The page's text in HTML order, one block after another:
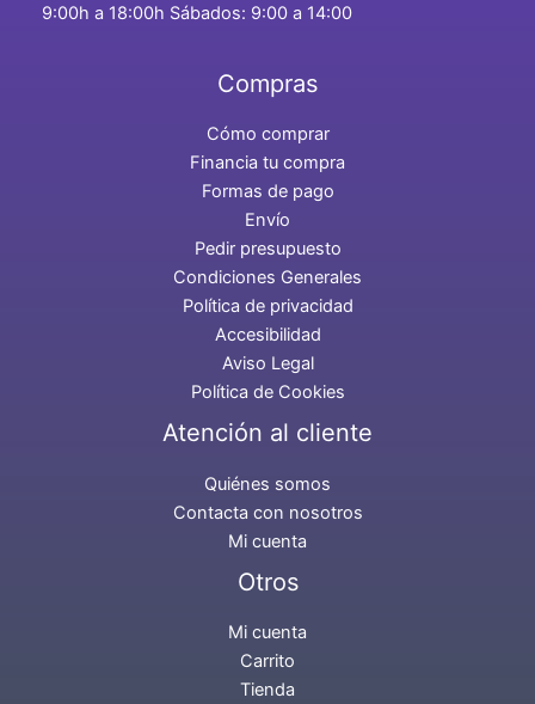
9:00h a 18:00h Sábados: 9:00 a 14:00
Compras
Cómo comprar
Financia tu compra
Formas de pago
Envío
Pedir presupuesto
Condiciones Generales
Política de privacidad
Accesibilidad
Aviso Legal
Política de Cookies
Atención al cliente
Quiénes somos
Contacta con nosotros
Mi cuenta
Otros
Mi cuenta
Carrito
Tienda